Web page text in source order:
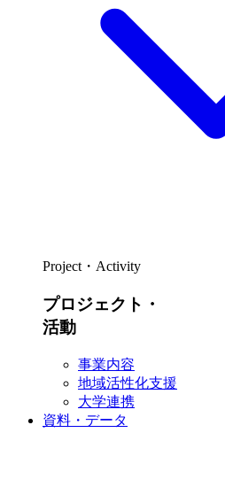
Project・Activity
プロジェクト・
活動
事業内容
地域活性化支援
大学連携
資料・データ